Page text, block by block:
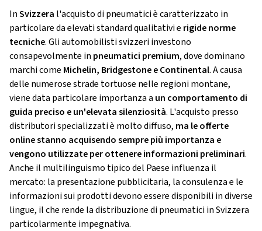
InSvizzera l'acquisto di pneumatici è caratterizzato in
particolare da elevati standard qualitativi e rigide norme
tecniche. Gli automobilisti svizzeri investono
consapevolmente in pneumatici premium, dove dominano
marchi come Michelin, Bridgestone e Continental. A causa
delle numerose strade tortuose nelle regioni montane,
viene data particolare importanza a un comportamento di
guida preciso e un'elevata silenziosità. L'acquisto presso
distributori specializzati è molto diffuso, ma le offerte
online stanno acquisendo sempre più importanza e
vengono utilizzate per ottenere informazioni preliminari.
Anche il multilinguismo tipico del Paese influenza il
mercato: la presentazione pubblicitaria, la consulenza e le
informazioni sui prodotti devono essere disponibili in diverse
lingue, il che rende la distribuzione di pneumatici in Svizzera
particolarmente impegnativa.